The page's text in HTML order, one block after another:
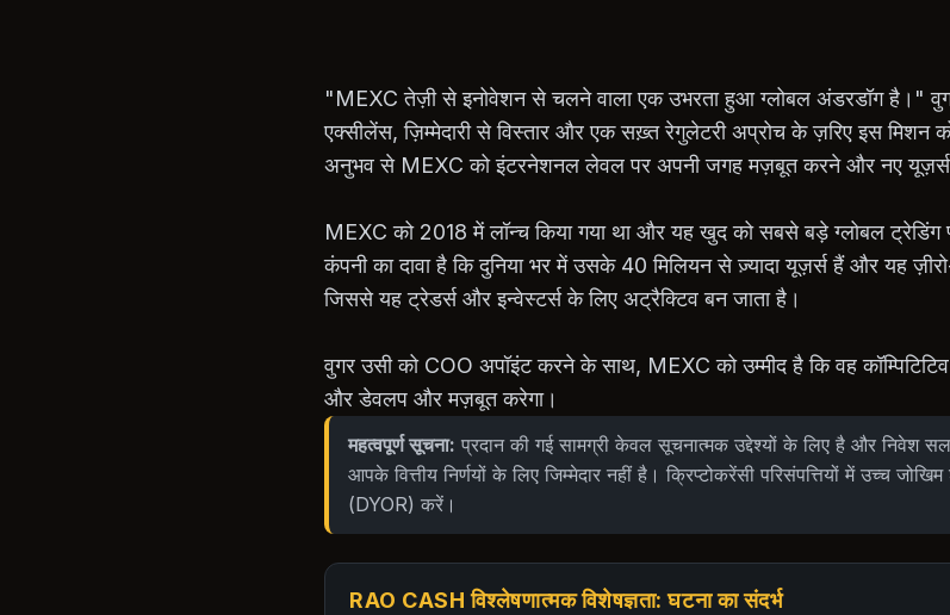
"MEXC तेज़ी से इनोवेशन से चलने वाला एक उभरता हुआ ग्लोबल अंडरडॉग है।"
एक्सीलेंस, ज़िम्मेदारी से विस्तार और एक सख़्त रेगुलेटरी अप्रोच के ज़रिए इस मिशन
अनुभव से MEXC को इंटरनेशनल लेवल पर अपनी जगह मज़बूत करने और नए यूज़र्स
MEXC को 2018 में लॉन्च किया गया था और यह खुद को सबसे बड़े ग्लोबल ट्रेडिंग
कंपनी का दावा है कि दुनिया भर में उसके 40 मिलियन से ज़्यादा यूज़र्स हैं और यह
जिससे यह ट्रेडर्स और इन्वेस्टर्स के लिए अट्रैक्टिव बन जाता है।
वुगर उसी को COO अपॉइंट करने के साथ, MEXC को उम्मीद है कि वह
और डेवलप और मज़बूत करेगा।
महत्वपूर्ण सूचना: प्रदान की गई सामग्री केवल सूचनात्मक उद्देश्यों के लिए है और निवेश
आपके वित्तीय निर्णयों के लिए जिम्मेदार नहीं है। क्रिप्टोकरेंसी परिसंपत्तियों में उच्च
(DYOR) करें।
RAO CASH विश्लेषणात्मक विशेषज्ञता: घटना का संदर्भ